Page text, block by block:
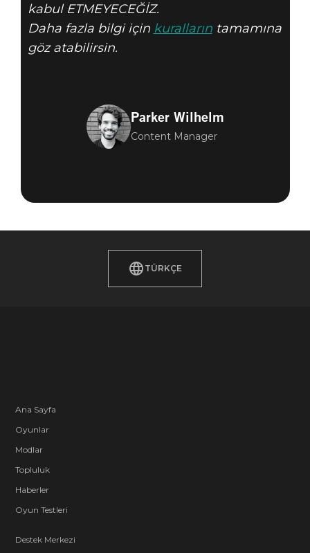
kabul ETMEYECEĞİZ.
Daha fazla bilgi için kurallarıntamamına
göz atabilirsin.
Parker Wilhelm
Content Manager
TÜRKÇE
Ana Sayfa
Oyunlar
Modlar
Topluluk
Haberler
Oyun Testleri
Destek Merkezi